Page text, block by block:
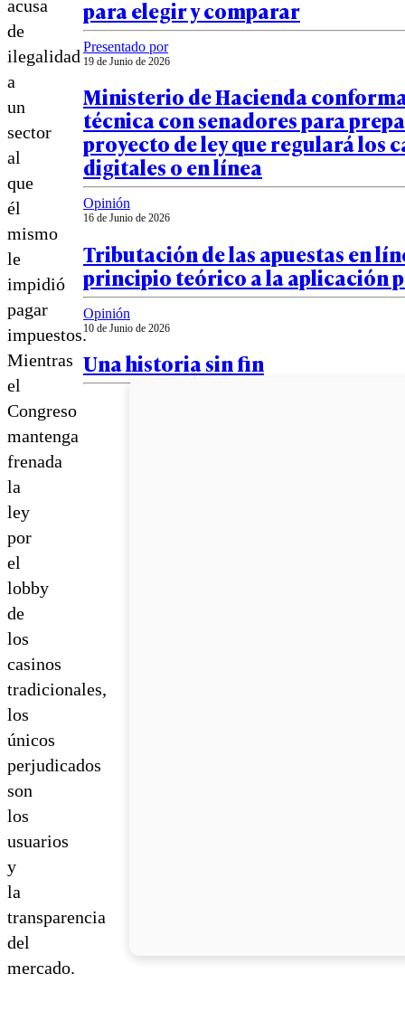
acusa
de
ilegalidad
a
un
sector
al
que
él
mismo
le
impidió
pagar
impuestos.
Mientras
el
Congreso
mantenga
frenada
la
ley
por
el
lobby
de
los
casinos
tradicionales,
los
únicos
perjudicados
son
los
usuarios
y
la
transparencia
del
mercado.
para elegir y comparar
Presentado por
19 de Junio de 2026
Ministerio de Hacienda
técnica con senadores para
proyecto de ley que regulará los
digitales o en línea
Opinión
16 de Junio de 2026
Tributación de las apuestas en
principio teórico a la aplicación
Opinión
10 de Junio de 2026
Una historia sin fin